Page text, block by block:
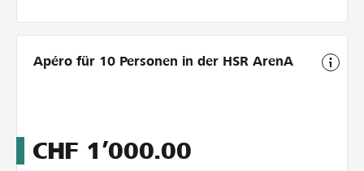
Apéro für 10 Personen in der HSR ArenA
CHF 1’000.00